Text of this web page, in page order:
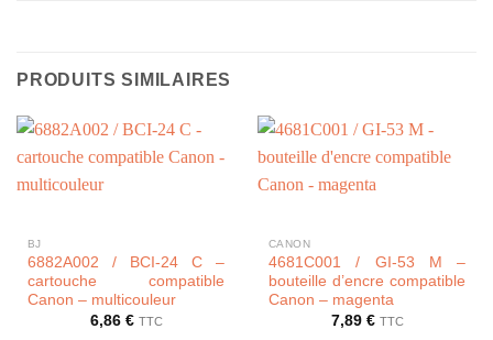
PRODUITS SIMILAIRES
BJ
6882A002 / BCI-24 C –
cartouche compatible
Canon – multicouleur
6,86 € TTC
CANON
4681C001 / GI-53 M –
bouteille d’encre compatible
Canon – magenta
7,89 € TTC